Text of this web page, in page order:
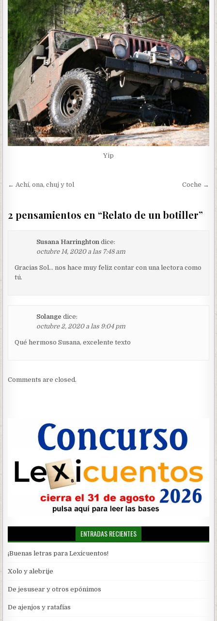
Yip
Navegación
entradas
← Achí, ona, chuj y tol Coche →
2 pensamientos en “Relato de un botiller”
Susana Harringhton dice:
octubre 14, 2020 a las 7:48 am
Gracias Sol… nos hace muy feliz contar con una lectora como
tú.
Solange dice:
octubre 2, 2020 a las 9:04 pm
Qué hermoso Susana, excelente texto
Comments are closed.
ENTRADAS RECIENTES
¡Buenas letras para Lexicuentos!
Xolo y alebrije
De jesusear y otros epónimos
De ajenjos y ratafías